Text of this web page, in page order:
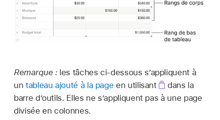
Remarque : les tâches ci-dessous s’appliquent à
un tableau ajouté à la page en utilisant
dans la
barre d’outils. Elles ne s’appliquent pas à une page
divisée en colonnes.